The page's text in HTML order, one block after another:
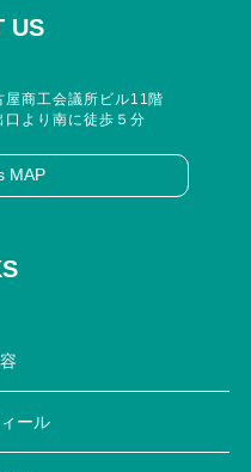
US
商工会議所ビル11階
口より南に徒歩５分
MAP
ール